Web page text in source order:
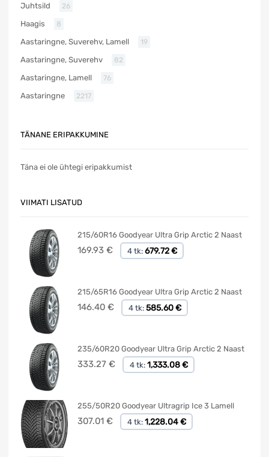
Juhtsild 26
Haagis 8
Aastaringne, Suverehv, Lamell 19
Aastaringne, Suverehv 82
Aastaringne, Lamell 76
Aastaringne 2217
TÄNANE ERIPAKKUMINE
Täna ei ole ühtegi eripakkumist
VIIMATI LISATUD
215/60R16 Goodyear Ultra Grip Arctic 2 Naast
169.93 € 4 tk: 679.72 €
215/65R16 Goodyear Ultra Grip Arctic 2 Naast
146.40 € 4 tk: 585.60 €
235/60R20 Goodyear Ultra Grip Arctic 2 Naast
333.27 € 4 tk: 1,333.08 €
255/50R20 Goodyear Ultragrip Ice 3 Lamell
307.01 € 4 tk: 1,228.04 €